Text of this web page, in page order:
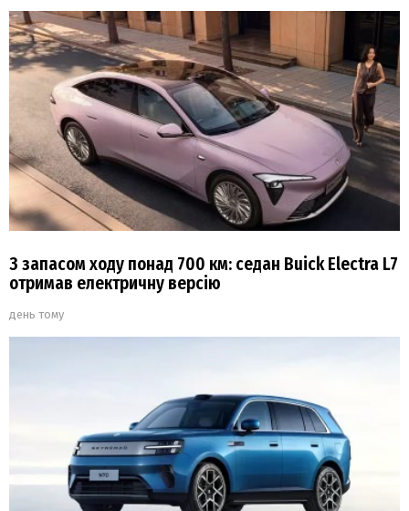
З запасом ходу понад 700 км: седан Buick Electra L7
отримав електричну версію
день тому